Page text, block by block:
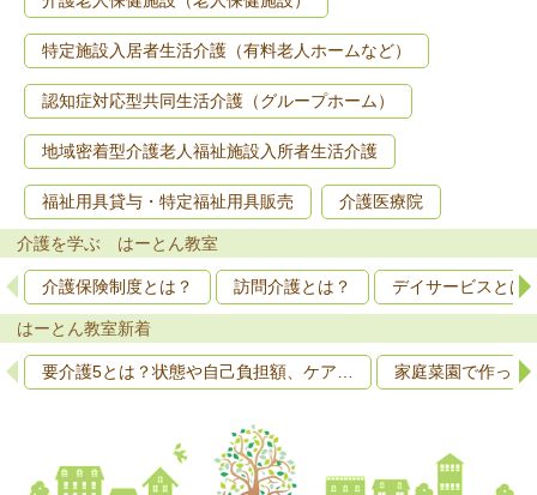
特定施設入居者生活介護（有料老人ホームなど）
認知症対応型共同生活介護（グループホーム）
地域密着型介護老人福祉施設入所者生活介護
福祉用具貸与・特定福祉用具販売 介護医療院
介護を学ぶ はーとん教室
介護保険制度とは？ 訪問介護とは？ デイサービスとは
はーとん教室新着
要介護5とは？状態や自己負担額、ケア… 家庭菜園で作っ